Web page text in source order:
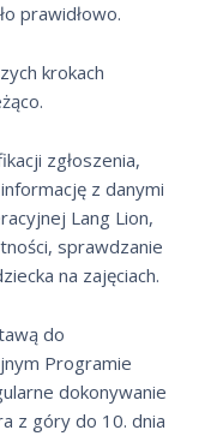
prawidłowo.
krokach
zgłoszenia,
z danymi
Lang Lion,
sprawdzanie
na zajęciach.
do
Programie
dokonywanie
z góry do 10. dnia